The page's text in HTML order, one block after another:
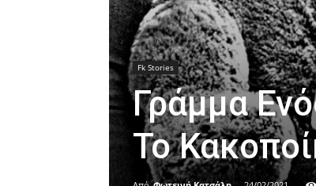
Fk Stories
Γράμμα
Το